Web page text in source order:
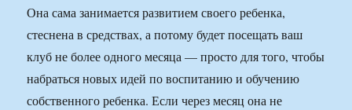
Она сама занимается развитием своего ребенка,
стеснена в средствах, а потому будет посещать ваш
клуб не более одного месяца — просто для того, чтобы
набраться новых идей по воспитанию и обучению
собственного ребенка. Если через месяц она не